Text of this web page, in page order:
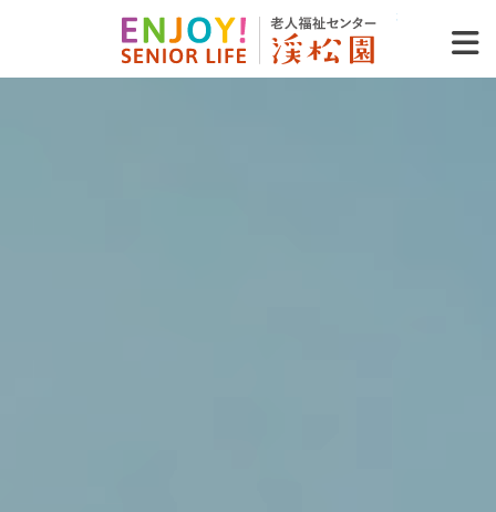
老人福祉セ